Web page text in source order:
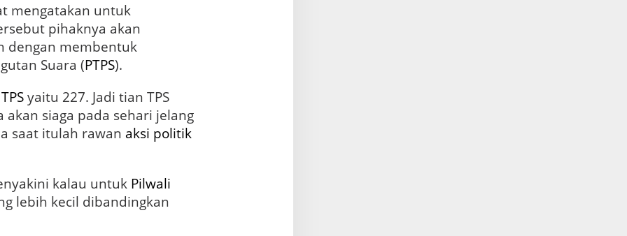
mengatakan untuk
pihaknya akan
dengan membentuk
Suara (PTPS).
TPSyaitu 227. Jadi tian TPS
akan siaga pada sehari jelang
saat itulah rawan aksi politik
kalau untuk Pilwali
lebih kecil dibandingkan